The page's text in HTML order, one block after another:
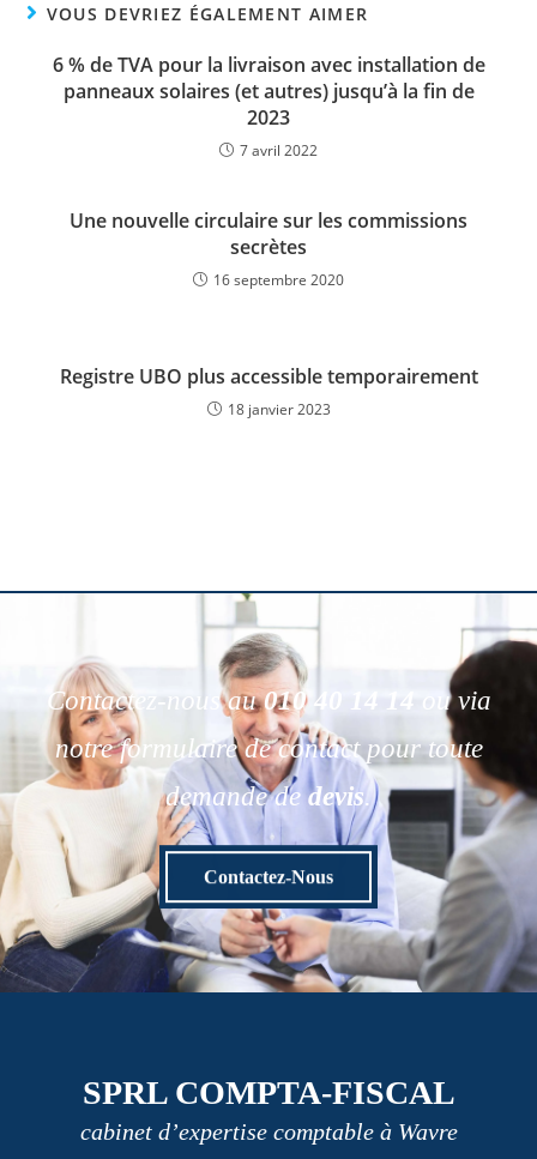
VOUS DEVRIEZ ÉGALEMENT AIMER
6 % de TVA pour la livraison avec installation de
panneaux solaires (et autres) jusqu’à la fin de
2023
7 avril 2022
Une nouvelle circulaire sur les commissions
secrètes
16 septembre 2020
Registre UBO plus accessible temporairement
18 janvier 2023
Contactez-nous au010 40 14 14
ou via
notre formulaire de contact pour toute
demande de devis.
Contactez-Nous
SPRL COMPTA-FISCAL
cabinet d’expertise comptable à Wavre